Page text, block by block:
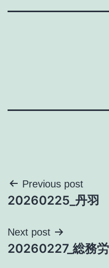
投
稿
ナ
ビ
Previous post
20260225_丹羽
Next post
20260227_総務